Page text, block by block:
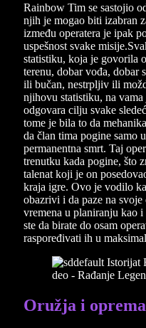
Rainbow Tim se sastojio
njih je mogao biti izabran
između operatera je ipak
uspešnost svake
statistiku, koja je govorila
terenu, dobar vođa, dobar
ili bučan, nestrpljiv ili
njihovu statistiku, na
odgovara cilju svake
tome je bila to da
da član tima pogine samo
permanentna smrt. Taj
trenutku kada pogine, što
talenat koji je on
kraja igre. Ovo je vodilo
obazrivi i da paze na
vremena u planiranju kao
ste da birate do osam
raspoređivati ih u
Oružja i oprema